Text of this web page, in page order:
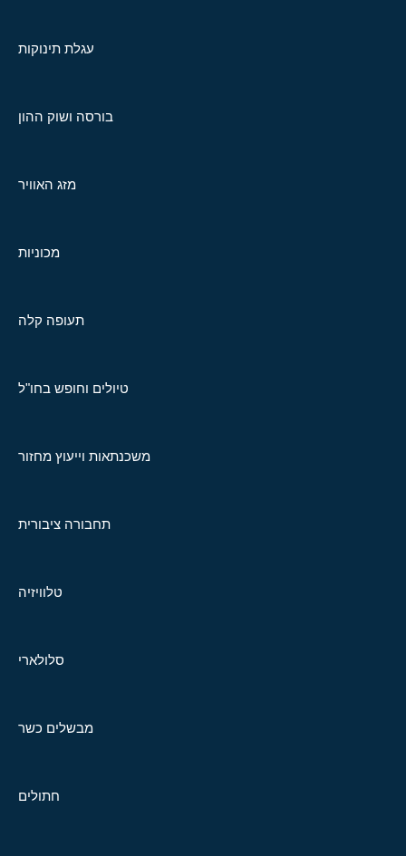
עגלת תינוקות
בורסה ושוק ההון
מזג האוויר
מכוניות
תעופה קלה
טיולים וחופש בחו"ל
משכנתאות וייעוץ מחזור
תחבורה ציבורית
טלוויזיה
סלולארי
מבשלים כשר
חתולים